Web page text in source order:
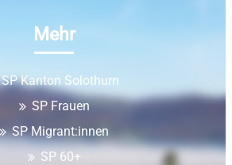
Mehr
SP Kanton Solothurn
SP Frauen
SP Migrant:innen
SP 60+